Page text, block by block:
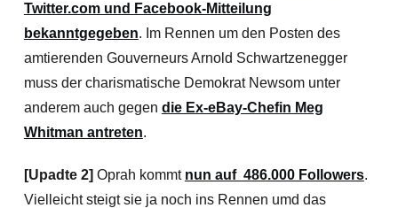
Twitter.com und Facebook-Mitteilung
bekanntgegeben. Im Rennen um den Posten des
amtierenden Gouverneurs Arnold Schwartzenegger
muss der charismatische Demokrat Newsom unter
anderem auch gegen die Ex-eBay-Chefin Meg
Whitman antreten.
[Upadte 2] Oprah kommt nun auf 486.000 Followers.
Vielleicht steigt sie ja noch ins Rennen umd das